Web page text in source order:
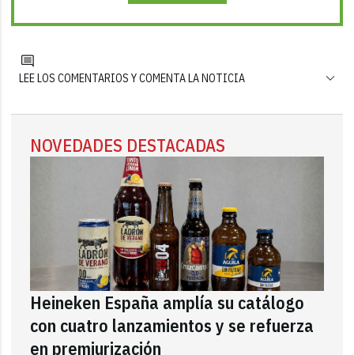
LEE LOS COMENTARIOS Y COMENTA LA NOTICIA
NOVEDADES DESTACADAS
Heineken España amplía su catálogo
con cuatro lanzamientos y se refuerza
en premiurización